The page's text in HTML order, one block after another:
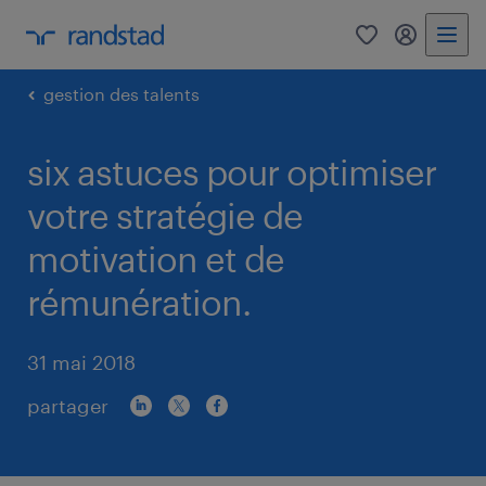
0 my
gestion des talents
six astuces pour optimiser
votre stratégie de
motivation et de
rémunération.
31 mai 2018
partager